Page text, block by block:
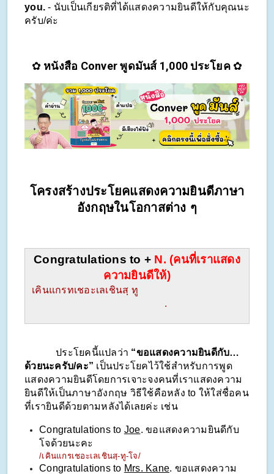
you. - นับเป็นเกียรติที่ได้แสดงความยินดีให้กับคุณนะ
ครับ/ค่ะ
✿ หนังสือ Conver พูดมันส์ 1,000 ประโยค ✿
โครงสร้างประโยคแสดงความยินดีภาษา
อังกฤษในโอกาสต่าง ๆ
Congratulations to + N. (คนที่เราแสดง
ความยินดีให้)
เคินแกรทเชอะเลเชินสฺ ทู
.
ประโยคนี้แปลว่า “ขอแสดงความยินดีกับ…
ด้วยนะครับ/คะ” เป็นประโยคไว้ใช้สำหรับการพูด
แสดงความยินดีโดยการเจาะจงคนที่เราแสดงความ
ยินดีให้เป็นภาษาอังกฤษ วิธีใช้คือหลัง to ให้ใส่ชื่อคน
ที่เรายินดีด้วยตามหลังได้เลยค่ะ เช่น
Congratulations to Joe. ขอแสดงความยินดีกับ
โจด้วยนะคะ
/เคินแกรเชอะเลเชินสฺ-ทู-โจ/
Congratulations to Mrs. Kane. ขอแสดงความ